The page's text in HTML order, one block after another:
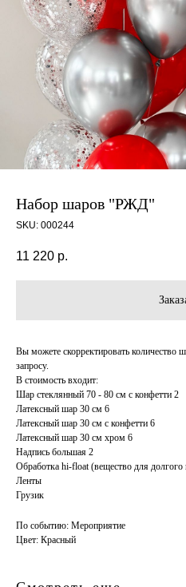
Набор шаров "РЖД"
SKU: 000244
11 220 р.
Вы можете скорректировать количество
запросу.
В стоимость входит:
Шар стеклянный 70 - 80 см с конфетти 2
Латексный шар 30 см 6
Латексный шар 30 см с конфетти 6
Латексный шар 30 см хром 6
Надпись большая 2
Обработка hi-float (вещество для долгого
Ленты
Грузик
По событию: Мероприятие
Цвет: Красный